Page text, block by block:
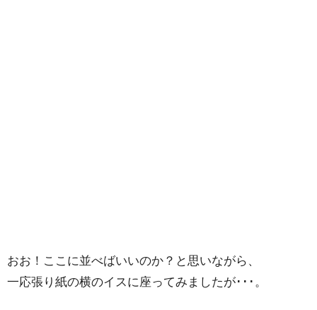
おお！ここに並べばいいのか？と思いながら、
一応張り紙の横のイスに座ってみましたが･･･。